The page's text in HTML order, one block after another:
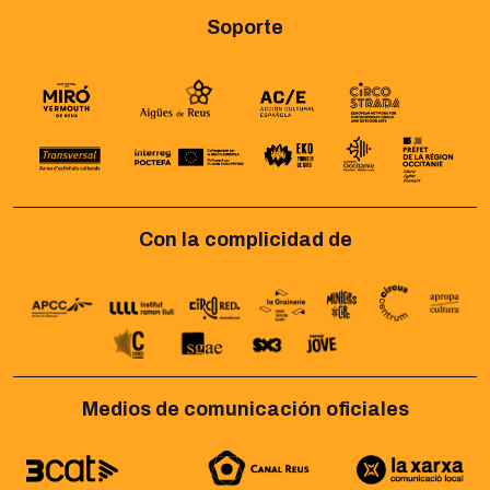
Soporte
Con la complicidad de
Medios de comunicación oficiales